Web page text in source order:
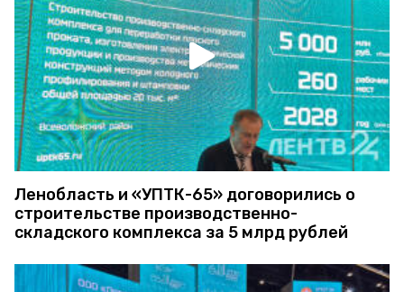
Ленобласть и «УПТК-65» договорились о
строительстве производственно-
складского комплекса за 5 млрд рублей